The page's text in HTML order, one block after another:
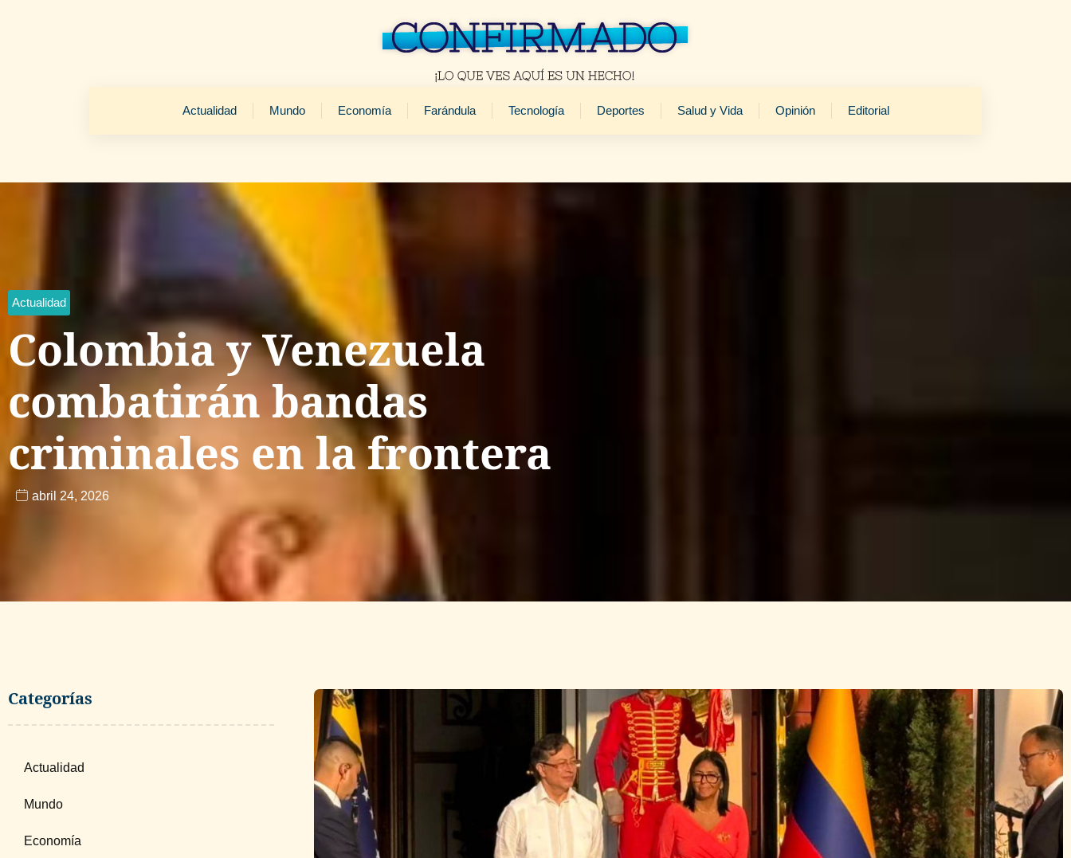
Actualidad Mundo Economía Farándula Tecnología Deportes Salud y Vida Opinión Editorial
Actualidad
Colombia y Venezuela
combatirán bandas
criminales en la frontera
abril 24, 2026
Categorías
Actualidad
Mundo
Economía